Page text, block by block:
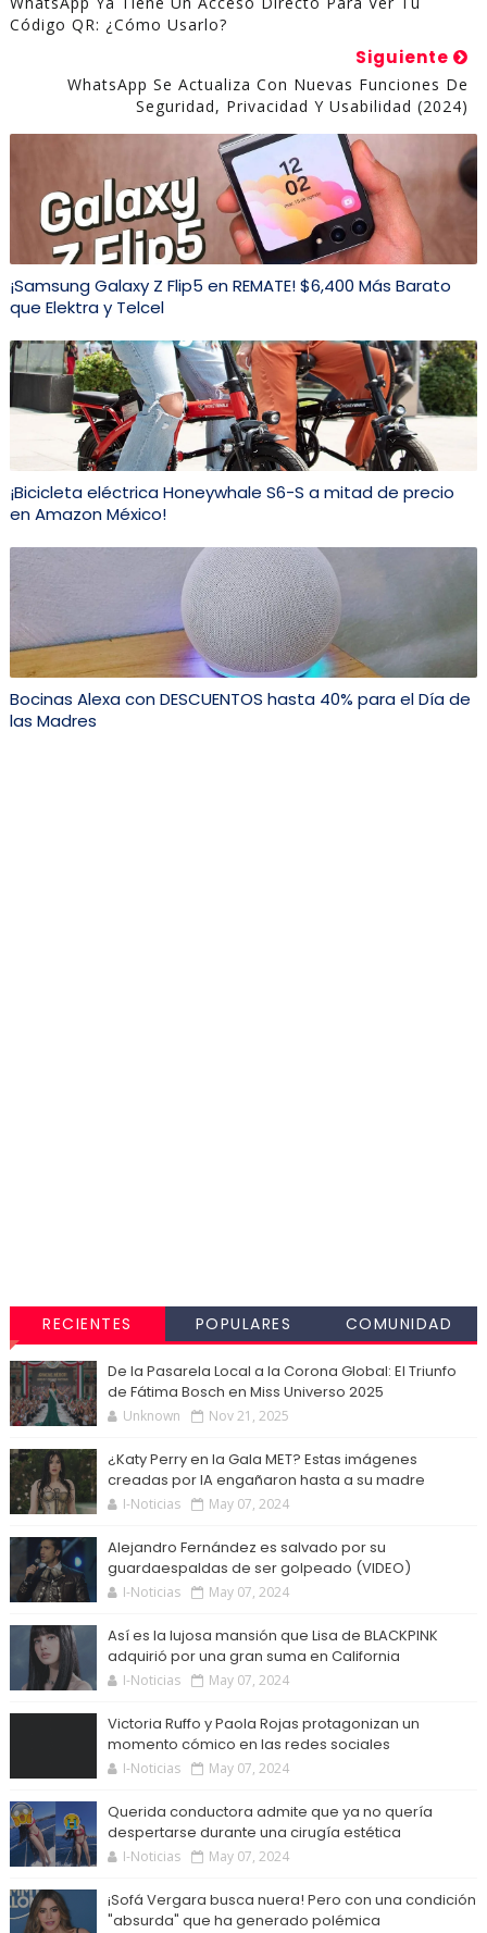
Código QR: ¿cómo Usarlo?
Siguiente
WhatsApp Se Actualiza Con Nuevas Funciones De
Seguridad, Privacidad Y Usabilidad (2024)
¡Samsung Galaxy Z Flip5 en REMATE! $6,400 Más Barato
que Elektra y Telcel
¡Bicicleta eléctrica Honeywhale S6-S a mitad de precio
en Amazon México!
Bocinas Alexa con DESCUENTOS hasta 40% para el Día de
las Madres
RECIENTES POPULARES COMUNIDAD
De la Pasarela Local a la Corona Global: El Triunfo
de Fátima Bosch en Miss Universo 2025
Unknown Nov 21, 2025
¿Katy Perry en la Gala MET? Estas imágenes
creadas por IA engañaron hasta a su madre
I-Noticias May 07, 2024
Alejandro Fernández es salvado por su
guardaespaldas de ser golpeado (VIDEO)
I-Noticias May 07, 2024
Así es la lujosa mansión que Lisa de BLACKPINK
adquirió por una gran suma en California
I-Noticias May 07, 2024
Victoria Ruffo y Paola Rojas protagonizan un
momento cómico en las redes sociales
I-Noticias May 07, 2024
Querida conductora admite que ya no quería
despertarse durante una cirugía estética
I-Noticias May 07, 2024
¡Sofá Vergara busca nuera! Pero con una condición
"absurda" que ha generado polémica